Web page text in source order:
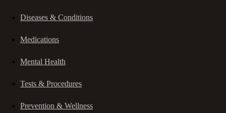
Diseases & Conditions
Medications
Mental Health
Tests & Procedures
Prevention & Wellness